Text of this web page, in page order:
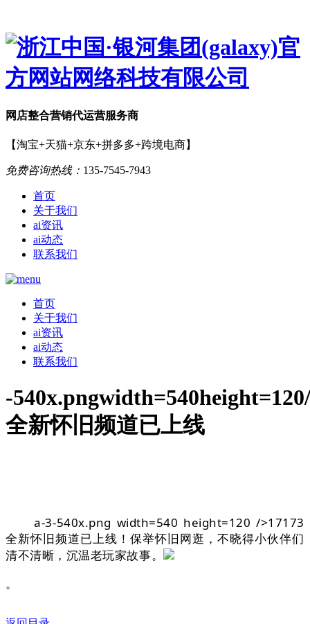
网店整合营销代运营服务商
【淘宝+天猫+京东+拼多多+跨境电商】
免费咨询热线： 135-7545-7943
首页
关于我们
ai资讯
ai动态
联系我们
首页
关于我们
ai资讯
ai动态
联系我们
-
全新怀旧频道已上线
a-3-540x.png width=540 height=120 />17173
全新怀旧频道已上线！保举怀旧网逛，不晓得小伙伴们
清不清晰，沉温老玩家故事。
。